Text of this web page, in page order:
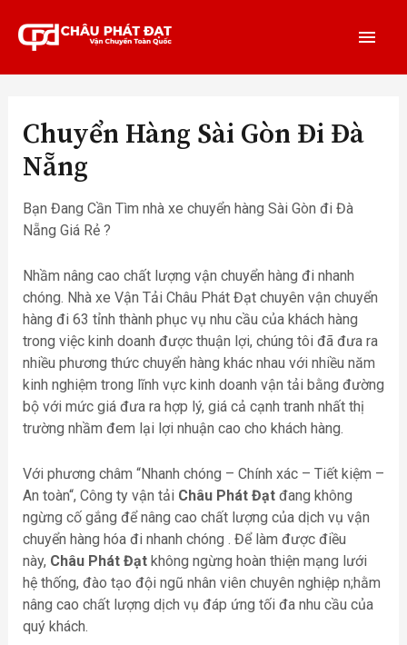
Chuyển Hàng Sài Gòn Đi Đà
Nẵng
Bạn Đang Cần Tìm nhà xe chuyển hàng Sài Gòn đi Đà
Nẵng Giá Rẻ ?
Nhầm nâng cao chất lượng vận chuyển hàng đi nhanh
chóng. Nhà xe Vận Tải Châu Phát Đạt chuyên vận chuyển
hàng đi 63 tỉnh thành phục vụ nhu cầu của khách hàng
trong việc kinh doanh được thuận lợi, chúng tôi đã đưa ra
nhiều phương thức chuyển hàng khác nhau với nhiều năm
kinh nghiệm trong lĩnh vực kinh doanh vận tải bằng đường
bộ với mức giá đưa ra hợp lý, giá cả cạnh tranh nhất thị
trường nhầm đem lại lợi nhuận cao cho khách hàng.
Với phương châm “Nhanh chóng – Chính xác – Tiết kiệm –
An toàn“, Công ty vận tải Châu Phát Đạtđang không
ngừng cố gắng để nâng cao chất lượng của dịch vụ vận
chuyển hàng hóa đi nhanh chóng . Để làm được điều
này, Châu Phát Đạtkhông ngừng hoàn thiện mạng lưới
hệ thống, đào tạo đội ngũ nhân viên chuyên nghiệp n;hằm
nâng cao chất lượng dịch vụ đáp ứng tối đa nhu cầu của
quý khách.